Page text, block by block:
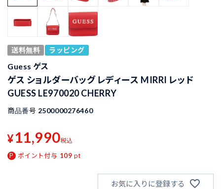
送料無料 ラッピング
Guess ゲス
ゲス ショルダーバッグ レディース MIRRI レッド
GUESS LE970020 CHERRY
商品番号 2500000276460
¥11,990税込
ポイント付与 109 pt
お気に入りに登録する